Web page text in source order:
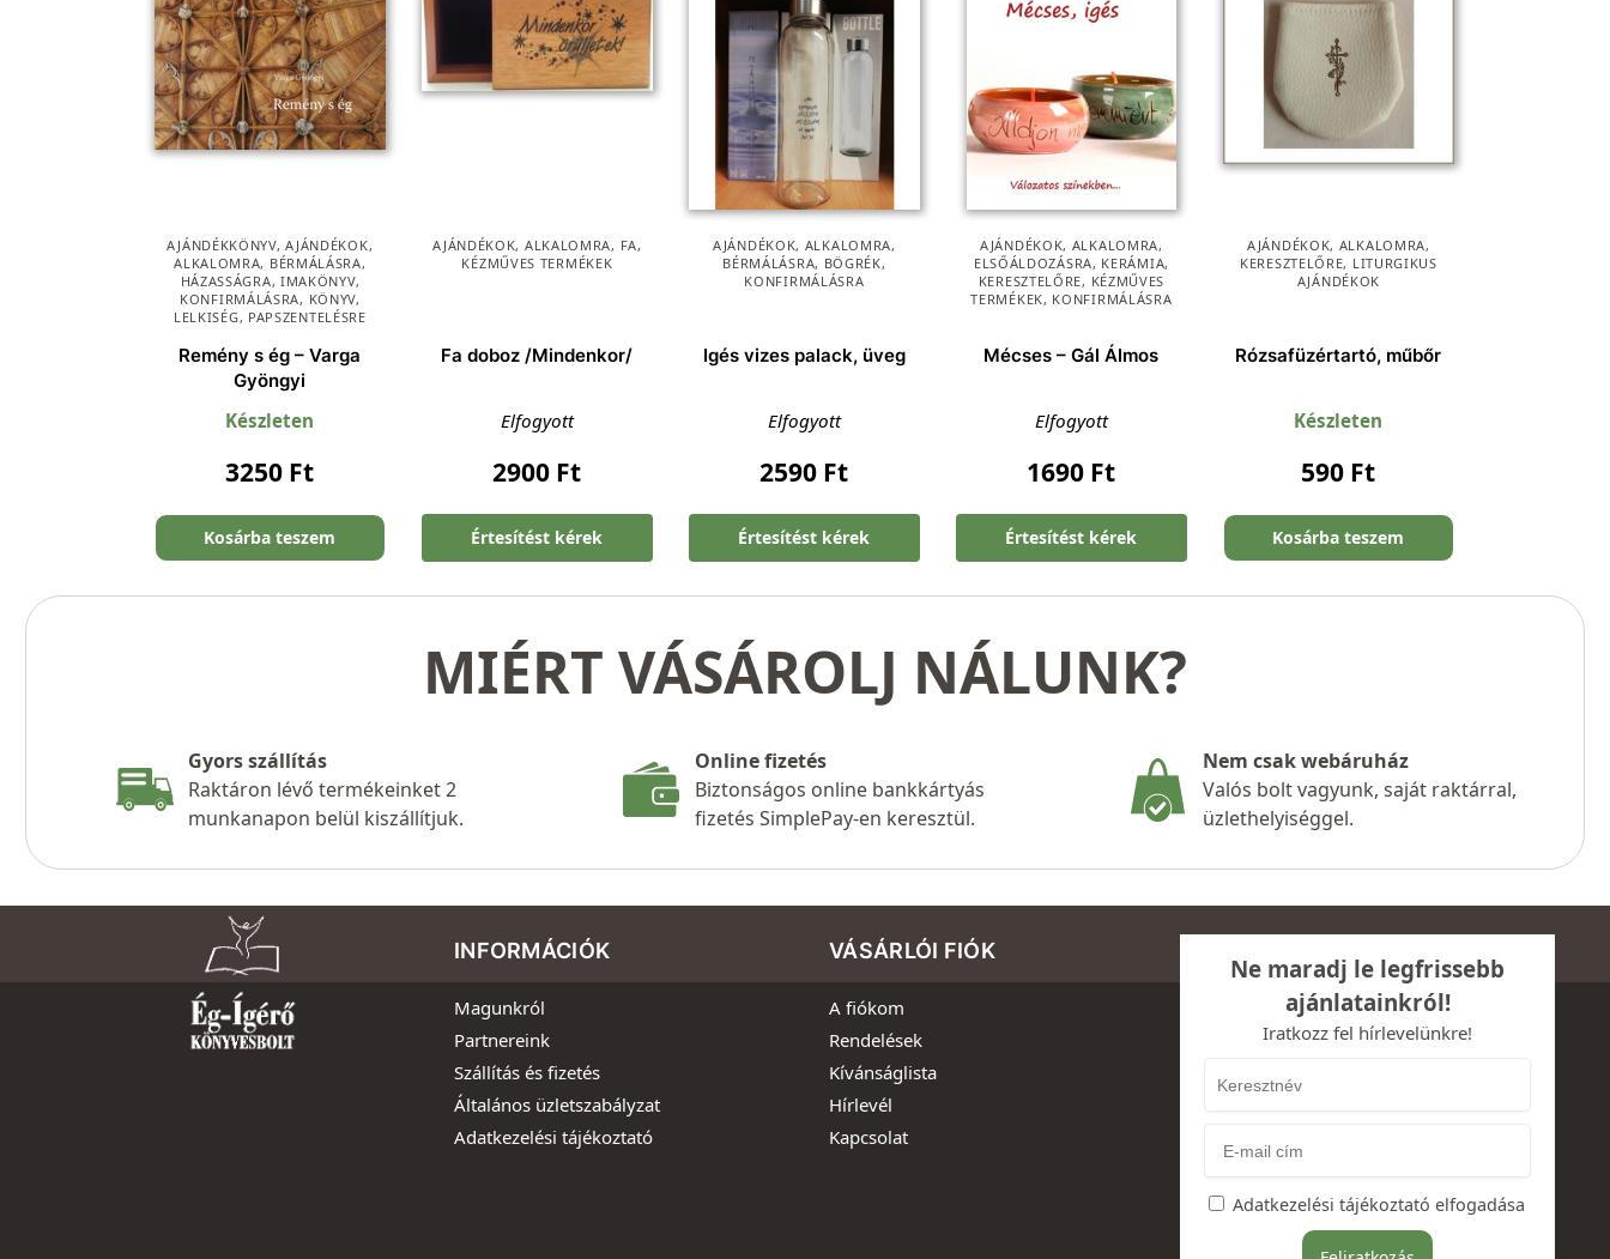
AJÁNDÉKKÖNYV,AJÁNDÉKOK,
ALKALOMRA, BÉRMÁLÁSRA,
HÁZASSÁGRA, IMAKÖNYV,
KONFIRMÁLÁSRA, KÖNYV,
LELKISÉG, PAPSZENTELÉSRE
Remény s ég – Varga
Gyöngyi
Készleten
3250 Ft
Kosárba teszem
AJÁNDÉKOK, ALKALOMRA, FA,
KÉZMŰVES TERMÉKEK
Fa doboz /Mindenkor/
Elfogyott
2900 Ft
Értesítést kérek
AJÁNDÉKOK, ALKALOMRA,
BÉRMÁLÁSRA, BÖGRÉK,
KONFIRMÁLÁSRA
Igés vizes palack, üveg
Elfogyott
2590 Ft
Értesítést kérek
AJÁNDÉKOK, ALKALOMRA,
ELSŐÁLDOZÁSRA, KERÁMIA,
KERESZTELŐRE, KÉZMŰVES
TERMÉKEK, KONFIRMÁLÁSRA
Mécses – Gál Álmos
Elfogyott
1690 Ft
Értesítést kérek
AJÁNDÉKOK, ALKALOMRA,
KERESZTELŐRE, LITURGIKUS
AJÁNDÉKOK
Rózsafüzértartó, műbőr
Készleten
590 Ft
Kosárba teszem
MIÉRT VÁSÁROLJ NÁLUNK?
Gyors szállítás
Raktáron lévő termékeinket 2
munkanapon belül kiszállítjuk.
Online fizetés
Biztonságos online bankkártyás
fizetés SimplePay-en keresztül.
Nem csak webáruház
Valós bolt vagyunk, saját raktárral,
üzlethelyiséggel.
INFORMÁCIÓK
Magunkról
Partnereink
Szállítás és fizetés
Általános üzletszabályzat
Adatkezelési tájékoztató
VÁSÁRLÓI FIÓK
A fiókom
Rendelések
Kívánságlista
Hírlevél
Kapcsolat
Ne maradj le legfrissebb
ajánlatainkról!
Iratkozz fel hírlevelünkre!
Adatkezelési tájékoztató elfogadása